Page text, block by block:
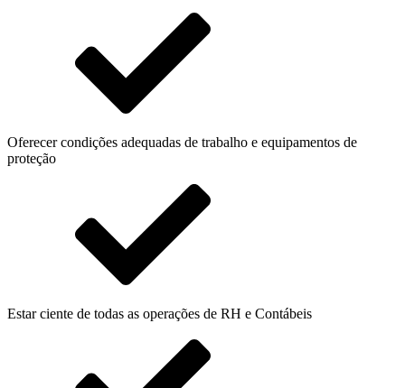
Oferecer condições adequadas de trabalho e equipamentos de
proteção
Estar ciente de todas as operações de RH e Contábeis